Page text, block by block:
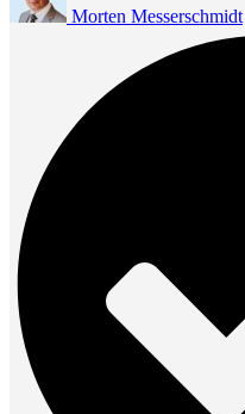
Morten Messerschmidt